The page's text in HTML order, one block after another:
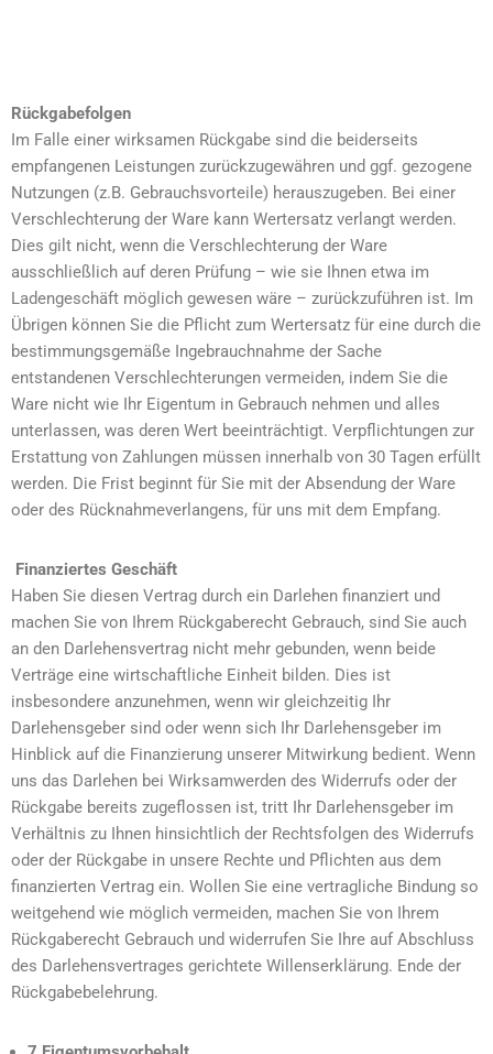
Rückgabefolgen
Im Falle einer wirksamen Rückgabe sind die beiderseits
empfangenen Leistungen zurückzugewähren und ggf. gezogene
Nutzungen (z.B. Gebrauchsvorteile) herauszugeben. Bei einer
Verschlechterung der Ware kann Wertersatz verlangt werden.
Dies gilt nicht, wenn die Verschlechterung der Ware
ausschließlich auf deren Prüfung – wie sie Ihnen etwa im
Ladengeschäft möglich gewesen wäre – zurückzuführen ist. Im
Übrigen können Sie die Pflicht zum Wertersatz für eine durch die
bestimmungsgemäße Ingebrauchnahme der Sache
entstandenen Verschlechterungen vermeiden, indem Sie die
Ware nicht wie Ihr Eigentum in Gebrauch nehmen und alles
unterlassen, was deren Wert beeinträchtigt. Verpflichtungen zur
Erstattung von Zahlungen müssen innerhalb von 30 Tagen erfüllt
werden. Die Frist beginnt für Sie mit der Absendung der Ware
oder des Rücknahmeverlangens, für uns mit dem Empfang.
Finanziertes Geschäft
Haben Sie diesen Vertrag durch ein Darlehen finanziert und
machen Sie von Ihrem Rückgaberecht Gebrauch, sind Sie auch
an den Darlehensvertrag nicht mehr gebunden, wenn beide
Verträge eine wirtschaftliche Einheit bilden. Dies ist
insbesondere anzunehmen, wenn wir gleichzeitig Ihr
Darlehensgeber sind oder wenn sich Ihr Darlehensgeber im
Hinblick auf die Finanzierung unserer Mitwirkung bedient. Wenn
uns das Darlehen bei Wirksamwerden des Widerrufs oder der
Rückgabe bereits zugeflossen ist, tritt Ihr Darlehensgeber im
Verhältnis zu Ihnen hinsichtlich der Rechtsfolgen des Widerrufs
oder der Rückgabe in unsere Rechte und Pflichten aus dem
finanzierten Vertrag ein. Wollen Sie eine vertragliche Bindung so
weitgehend wie möglich vermeiden, machen Sie von Ihrem
Rückgaberecht Gebrauch und widerrufen Sie Ihre auf Abschluss
des Darlehensvertrages gerichtete Willenserklärung. Ende der
Rückgabebelehrung.